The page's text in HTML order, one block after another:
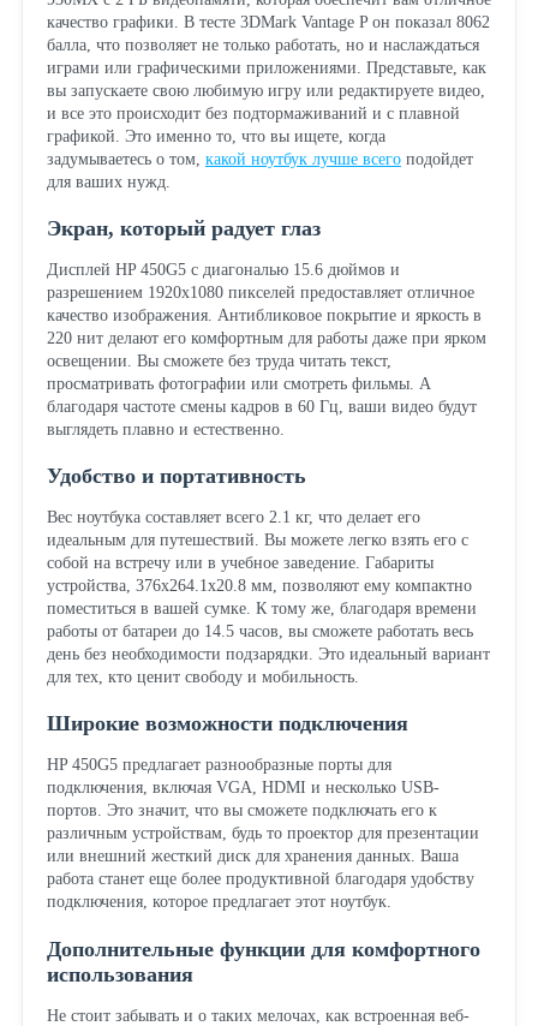
качество графики. В тесте 3DMark Vantage P он показал 8062
балла, что позволяет не только работать, но и наслаждаться
играми или графическими приложениями. Представьте, как
вы запускаете свою любимую игру или редактируете видео,
и все это происходит без подтормаживаний и с плавной
графикой. Это именно то, что вы ищете, когда
задумываетесь о том, какой ноутбук лучше всегоподойдет
для ваших нужд.
Экран, который радует глаз
Дисплей HP 450G5 с диагональю 15.6 дюймов и
разрешением 1920x1080 пикселей предоставляет отличное
качество изображения. Антибликовое покрытие и яркость в
220 нит делают его комфортным для работы даже при ярком
освещении. Вы сможете без труда читать текст,
просматривать фотографии или смотреть фильмы. А
благодаря частоте смены кадров в 60 Гц, ваши видео будут
выглядеть плавно и естественно.
Удобство и портативность
Вес ноутбука составляет всего 2.1 кг, что делает его
идеальным для путешествий. Вы можете легко взять его с
собой на встречу или в учебное заведение. Габариты
устройства, 376x264.1x20.8 мм, позволяют ему компактно
поместиться в вашей сумке. К тому же, благодаря времени
работы от батареи до 14.5 часов, вы сможете работать весь
день без необходимости подзарядки. Это идеальный вариант
для тех, кто ценит свободу и мобильность.
Широкие возможности подключения
HP 450G5 предлагает разнообразные порты для
подключения, включая VGA, HDMI и несколько USB-
портов. Это значит, что вы сможете подключать его к
различным устройствам, будь то проектор для презентации
или внешний жесткий диск для хранения данных. Ваша
работа станет еще более продуктивной благодаря удобству
подключения, которое предлагает этот ноутбук.
Дополнительные функции для комфортного
использования
Не стоит забывать и о таких мелочах, как встроенная веб-